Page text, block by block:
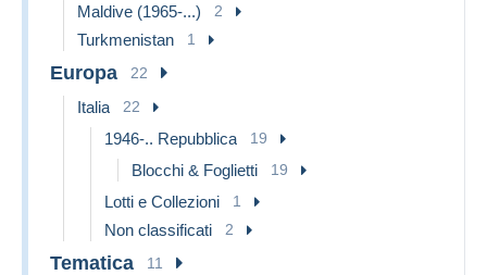
Maldive (1965-...) 2
Turkmenistan 1
Europa 22
Italia 22
1946-.. Repubblica 19
Blocchi & Foglietti 19
Lotti e Collezioni 1
Non classificati 2
Tematica 11